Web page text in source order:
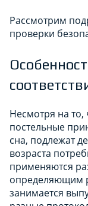
Рассмотрим
проверки
Несмотря на
постельные
сна, подлежат
возраста
применяются
определяющим
занимается